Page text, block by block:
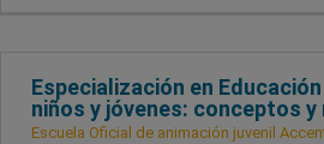
Especialización en
niños y jóvenes: conceptos
Escuela Oficial de animación juvenil